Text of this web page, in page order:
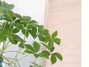
フトに]パセノシッサスシュガ